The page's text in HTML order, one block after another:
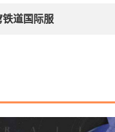
道国际服